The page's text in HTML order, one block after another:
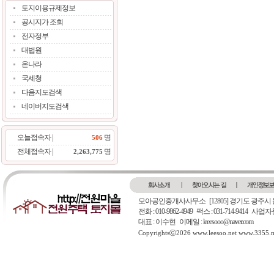
토지이용규제정보
공시지가 조회
전자정부
대법원
온나라
국세청
다음지도검색
네이버지도검색
오늘접속자 | 506명
전체접속자 |
2,263,775 명
모아공인중개사사무소 [12805] 경기도 광주
전화 : 010-9862-4949 팩스 : 031-714-9414 사업
대표 : 이수현 이메일 : leeesooo@naver.com
Copyrightsⓒ2026 www.leesoo.net